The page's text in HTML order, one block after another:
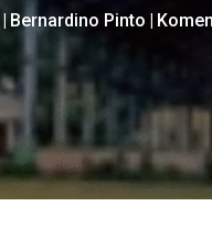
Bernardino Pinto